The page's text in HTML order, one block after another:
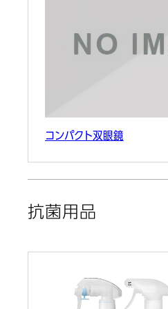
コンパクト双眼鏡
抗菌用品